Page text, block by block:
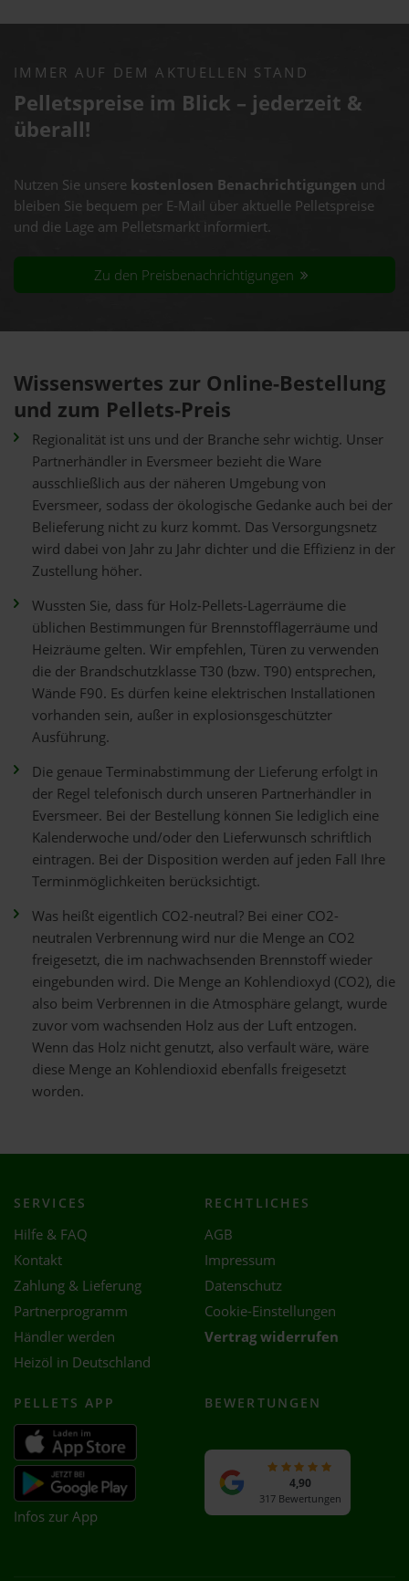
IMMER AUF DEM AKTUELLEN STAND
Pelletspreise im Blick – jederzeit &
überall!
Nutzen Sie unsere kostenlosen Benachrichtigungen und
bleiben Sie bequem per E-Mail über aktuelle Pelletspreise
und die Lage am Pelletsmarkt informiert.
Zu den Preisbenachrichtigungen
Wissenswertes zur Online-Bestellung
und zum Pellets-Preis
Regionalität ist uns und der Branche sehr wichtig. Unser
Partnerhändler in Eversmeer bezieht die Ware
ausschließlich aus der näheren Umgebung von
Eversmeer, sodass der ökologische Gedanke auch bei der
Belieferung nicht zu kurz kommt. Das Versorgungsnetz
wird dabei von Jahr zu Jahr dichter und die Effizienz in der
Zustellung höher.
Wussten Sie, dass für Holz-Pellets-Lagerräume die
üblichen Bestimmungen für Brennstofflagerräume und
Heizräume gelten. Wir empfehlen, Türen zu verwenden
die der Brandschutzklasse T30 (bzw. T90) entsprechen,
Wände F90. Es dürfen keine elektrischen Installationen
vorhanden sein, außer in explosionsgeschützter
Ausführung.
Die genaue Terminabstimmung der Lieferung erfolgt in
der Regel telefonisch durch unseren Partnerhändler in
Eversmeer. Bei der Bestellung können Sie lediglich eine
Kalenderwoche und/oder den Lieferwunsch schriftlich
eintragen. Bei der Disposition werden auf jeden Fall Ihre
Terminmöglichkeiten berücksichtigt.
Was heißt eigentlich CO2-neutral? Bei einer CO2-
neutralen Verbrennung wird nur die Menge an CO2
freigesetzt, die im nachwachsenden Brennstoff wieder
eingebunden wird. Die Menge an Kohlendioxyd (CO2), die
also beim Verbrennen in die Atmosphäre gelangt, wurde
zuvor vom wachsenden Holz aus der Luft entzogen.
Wenn das Holz nicht genutzt, also verfault wäre, wäre
diese Menge an Kohlendioxid ebenfalls freigesetzt
worden.
SERVICES
Hilfe & FAQ
Kontakt
Zahlung & Lieferung
Partnerprogramm
Händler werden
Heizöl in Deutschland
RECHTLICHES
AGB
Impressum
Datenschutz
Cookie-Einstellungen
Vertrag widerrufen
PELLETS APP
Infos zur App
BEWERTUNGEN
4,90
317 Bewertungen